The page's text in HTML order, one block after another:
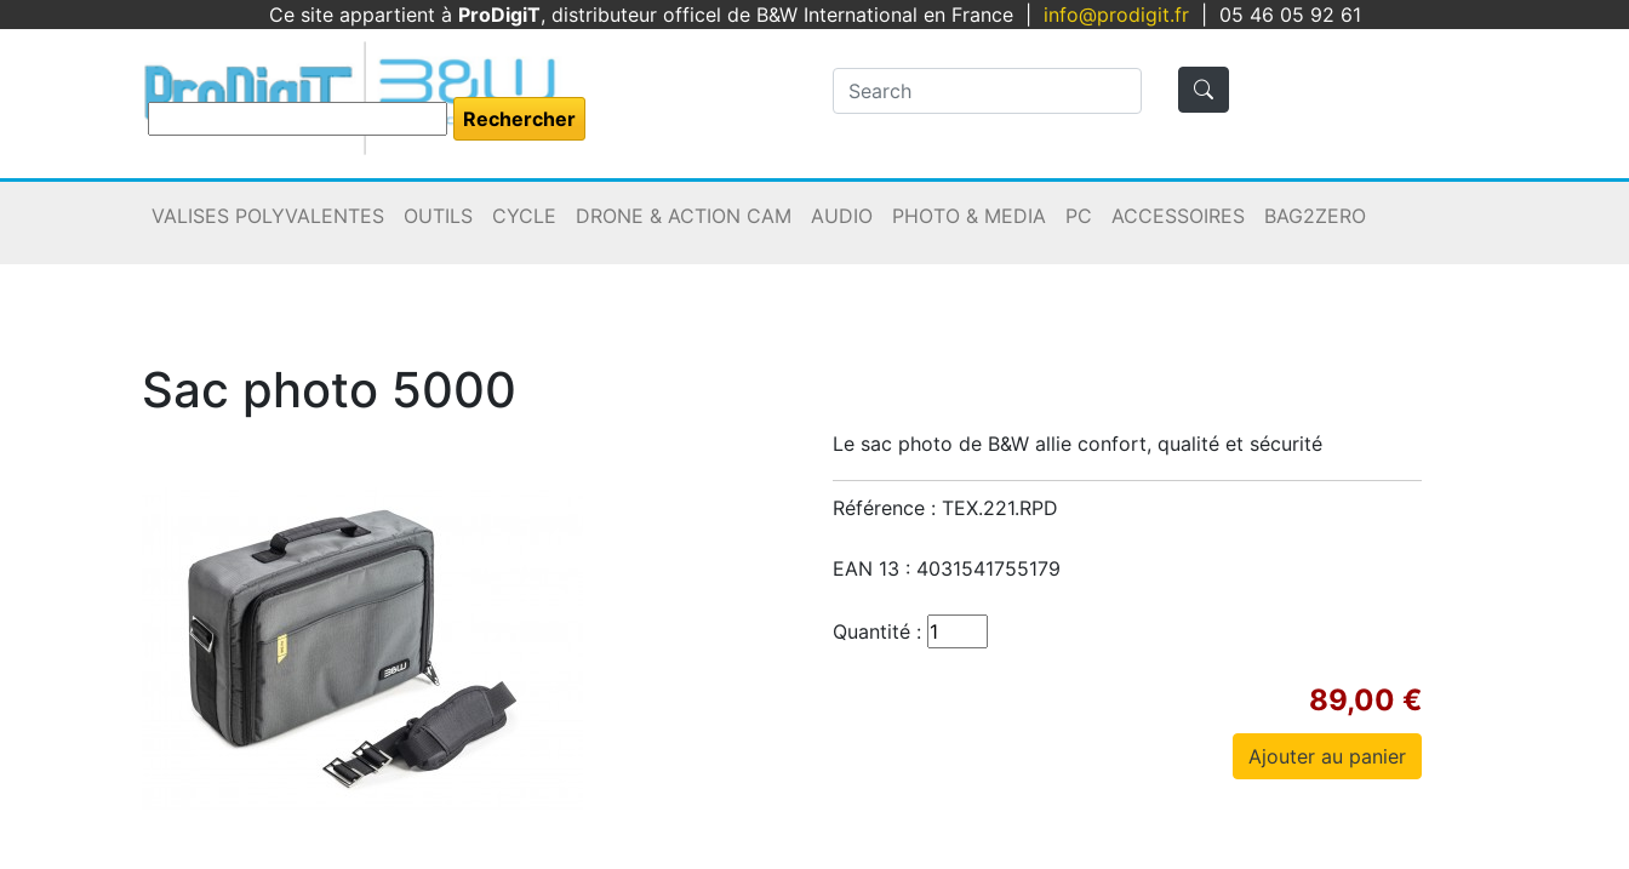
Ce site appartient à ProDigiT, distributeur officel de B&W International en France| info@prodigit.fr| 05 46 05 92 61
Panier
VALISES POLYVALENTES OUTILS CYCLE DRONE & ACTION CAM AUDIO PHOTO & MEDIA PC ACCESSOIRES BAG2ZERO
Sac photo 5000
Le sac photo de B&W allie confort, qualité et sécurité
Référence : TEX.221.RPD
EAN 13 : 4031541755179
Quantité :
89,00 €